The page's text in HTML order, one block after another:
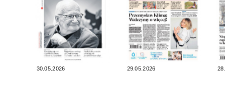
30.05.2026 29.05.2026